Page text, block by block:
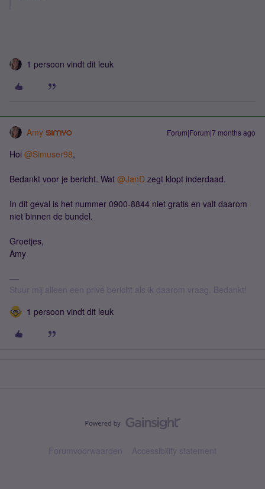
1 persoon vindt dit leuk
Amy Forum|Forum|7 months ago
Hoi ​ @Simuser98,
Bedankt voor je bericht. Wat ​ @JanD zegt klopt inderdaad.
In dit geval is het nummer 0900-8844 niet gratis en valt daarom
niet binnen de bundel.
Groetjes,
Amy
Stuur mij alleen een privé bericht als ik daarom vraag. Bedankt!
1 persoon vindt dit leuk
Forumvoorwaarden Accessibility statement